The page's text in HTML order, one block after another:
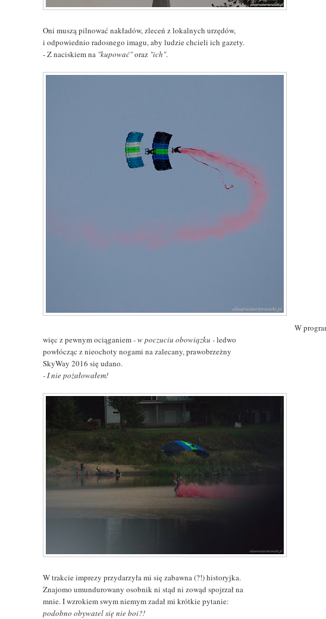
Oni muszą pilnować nakładów, zleceń z lokalnych urzędów,
i odpowiednio radosnego imagu, aby ludzie chcieli ich gazety.
- Z naciskiem na "kupować"oraz "ich".
W
więc z pewnym ociąganiem- w poczuciu obowiązku -ledwo
powłócząc z nieochoty nogami na zalecany, prawobrzeżny
SkyWay 2016 się udano.
- I nie pożałowałem!
W trakcie imprezy przydarzyła mi się zabawna (?!) historyjka.
Znajomo umundurowany osobnik ni stąd ni zowąd spojrzał na
mnie. I wzrokiem swym niemym zadał mi krótkie pytanie:
podobno obywatel się nie boi?!